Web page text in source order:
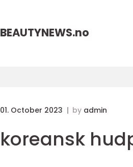
BEAUTYNEWS.no
01. October 2023 by admin
koreansk